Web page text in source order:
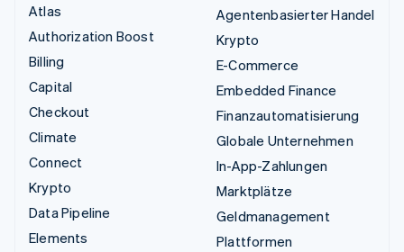
Atlas
Authorization Boost
Billing
Capital
Checkout
Climate
Connect
Krypto
Data Pipeline
Elements
Agentenbasierter Handel
Krypto
E-Commerce
Embedded Finance
Finanzautomatisierung
Globale Unternehmen
In-App-Zahlungen
Marktplätze
Geldmanagement
Plattformen